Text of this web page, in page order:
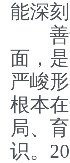
能深
善于
面，
严峻
根本
局、
识。